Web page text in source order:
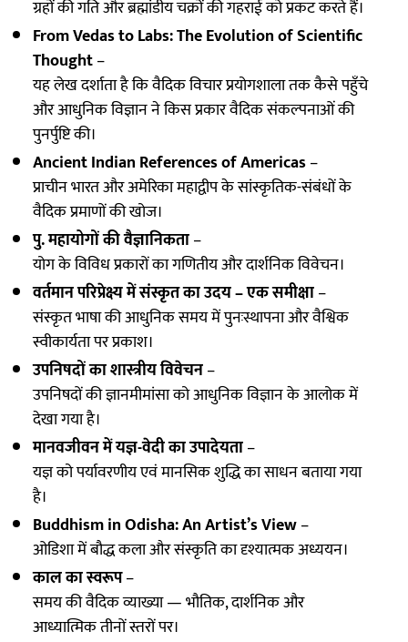
ग्रहों की गति और ब्रह्मांडीय चक्रों की गहराई को प्रकट करते हैं।
From Vedas to Labs: The Evolution of Scientific
Thought–
यह लेख दर्शाता है कि वैदिक विचार प्रयोगशाला तक कैसे पहुँचे
और आधुनिक विज्ञान ने किस प्रकार वैदिक संकल्पनाओं की
पुनर्पुष्टि की।
Ancient Indian References of Americas–
प्राचीन भारत और अमेरिका महाद्वीप के सांस्कृतिक-संबंधों के
वैदिक प्रमाणों की खोज।
पु. महायोगों की वैज्ञानिकता–
योग के विविध प्रकारों का गणितीय और दार्शनिक विवेचन।
वर्तमान परिप्रेक्ष्य में संस्कृत का उदय – एक समीक्षा–
संस्कृत भाषा की आधुनिक समय में पुनःस्थापना और वैश्विक
स्वीकार्यता पर प्रकाश।
उपनिषदों का शास्त्रीय विवेचन–
उपनिषदों की ज्ञानमीमांसा को आधुनिक विज्ञान के आलोक में
देखा गया है।
मानवजीवन में यज्ञ-वेदी का उपादेयता–
यज्ञ को पर्यावरणीय एवं मानसिक शुद्धि का साधन बताया गया
है।
Buddhism in Odisha: An Artist’s View–
ओडिशा में बौद्ध कला और संस्कृति का दृश्यात्मक अध्ययन।
काल का स्वरूप–
समय की वैदिक व्याख्या — भौतिक, दार्शनिक और
आध्यात्मिक तीनों स्तरों पर।